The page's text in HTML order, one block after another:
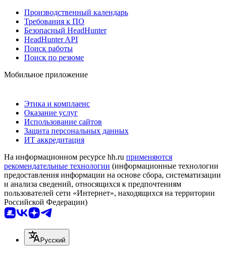
Производственный календарь
Требования к ПО
Безопасный HeadHunter
HeadHunter API
Поиск работы
Поиск по резюме
Мобильное приложение
Этика и комплаенс
Оказание услуг
Использование сайтов
Защита персональных данных
ИТ аккредитация
На информационном ресурсе hh.ru применяются
рекомендательные технологии (информационные технологии
предоставления информации на основе сбора, систематизации
и анализа сведений, относящихся к предпочтениям
пользователей сети «Интернет», находящихся на территории
Российской Федерации)
Русский